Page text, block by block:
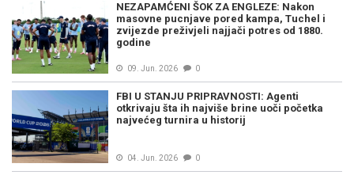
NEZAPAMĆENI ŠOK ZA ENGLEZE: Nakon
masovne pucnjave pored kampa, Tuchel i
zvijezde preživjeli najjači potres od 1880.
godine
09. Jun. 2026 0
FBI U STANJU PRIPRAVNOSTI: Agenti
otkrivaju šta ih najviše brine uoči početka
najvećeg turnira u historij
04. Jun. 2026 0